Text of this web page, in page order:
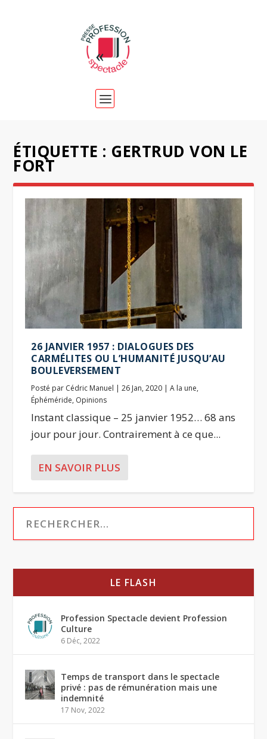
ÉTIQUETTE : GERTRUD VON LE
FORT
26 JANVIER 1957 : DIALOGUES DES
CARMÉLITES OU L’HUMANITÉ JUSQU’AU
BOULEVERSEMENT
Posté par Cédric Manuel |26 Jan, 2020 |A la une,
Éphéméride, Opinions
Instant classique – 25 janvier 1952… 68 ans
jour pour jour. Contrairement à ce que...
EN SAVOIR PLUS
LE FLASH
Profession Spectacle devient Profession
Culture
6 Déc, 2022
Temps de transport dans le spectacle
privé : pas de rémunération mais une
indemnité
17 Nov, 2022